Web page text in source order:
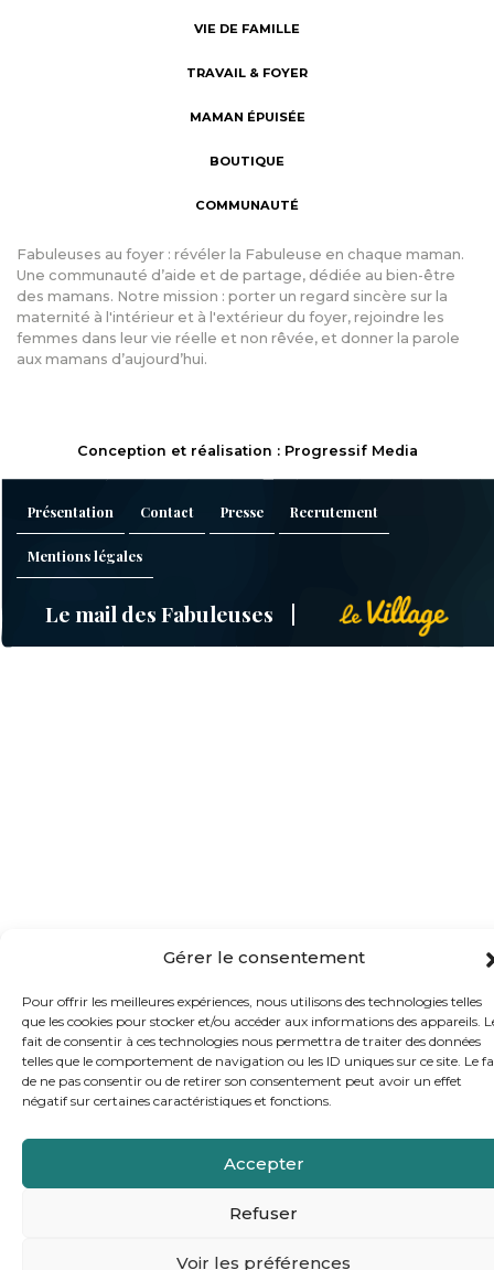
Gérer le consentement
Pour offrir les meilleures expériences, nous utilisons des technologies telles
que les cookies pour stocker et/ou accéder aux informations des appareils.
fait de consentir à ces technologies nous permettra de traiter des données
telles que le comportement de navigation ou les ID uniques sur ce site. Le
de ne pas consentir ou de retirer son consentement peut avoir un effet
négatif sur certaines caractéristiques et fonctions.
Accepter
Refuser
Voir les préférences
VIE DE FAMILLE
TRAVAIL & FOYER
MAMAN ÉPUISÉE
BOUTIQUE
COMMUNAUTÉ
Fabuleuses au foyer : révéler la Fabuleuse en chaque maman.
Une communauté d’aide et de partage, dédiée au bien-être
des mamans. Notre mission : porter un regard sincère sur la
maternité à l'intérieur et à l'extérieur du foyer, rejoindre les
femmes dans leur vie réelle et non rêvée, et donner la parole
aux mamans d’aujourd’hui.
Conception et réalisation : Progressif Media
Présentation Contact Presse Recrutement
Mentions légales
Le mail des Fabuleuses